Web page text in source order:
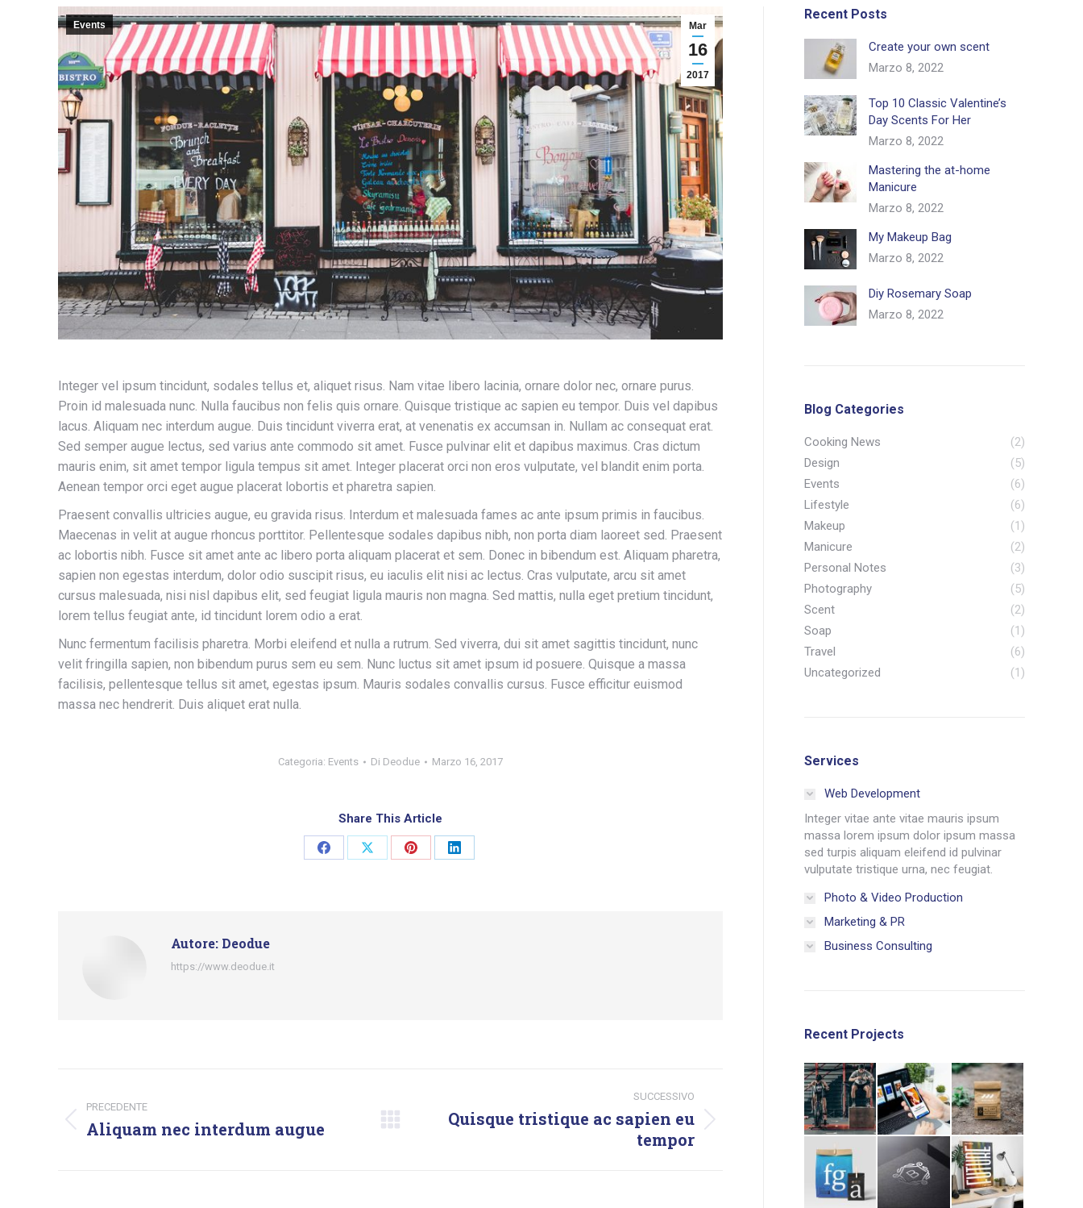
Mar
16
2017
Events
Integer vel ipsum tincidunt, sodales tellus et, aliquet risus. Nam vitae libero lacinia, ornare dolor nec, ornare purus.
Proin id malesuada nunc. Nulla faucibus non felis quis ornare. Quisque tristique ac sapien eu tempor. Duis vel dapibus
lacus. Aliquam nec interdum augue. Duis tincidunt viverra erat, at venenatis ex accumsan in. Nullam ac consequat erat.
Sed semper augue lectus, sed varius ante commodo sit amet. Fusce pulvinar elit et dapibus maximus. Cras dictum
mauris enim, sit amet tempor ligula tempus sit amet. Integer placerat orci non eros vulputate, vel blandit enim porta.
Aenean tempor orci eget augue placerat lobortis et pharetra sapien.
Praesent convallis ultricies augue, eu gravida risus. Interdum et malesuada fames ac ante ipsum primis in faucibus.
Maecenas in velit at augue rhoncus porttitor. Pellentesque sodales dapibus nibh, non porta diam laoreet sed. Praesent
ac lobortis nibh. Fusce sit amet ante ac libero porta aliquam placerat et sem. Donec in bibendum est. Aliquam pharetra,
sapien non egestas interdum, dolor odio suscipit risus, eu iaculis elit nisi ac lectus. Cras vulputate, arcu sit amet
cursus malesuada, nisi nisl dapibus elit, sed feugiat ligula mauris non magna. Sed mattis, nulla eget pretium tincidunt,
lorem tellus feugiat ante, id tincidunt lorem odio a erat.
Nunc fermentum facilisis pharetra. Morbi eleifend et nulla a rutrum. Sed viverra, dui sit amet sagittis tincidunt, nunc
velit fringilla sapien, non bibendum purus sem eu sem. Nunc luctus sit amet ipsum id posuere. Quisque a massa
facilisis, pellentesque tellus sit amet, egestas ipsum. Mauris sodales convallis cursus. Fusce efficitur euismod
massa nec hendrerit. Duis aliquet erat nulla.
Categoria: Events Di Deodue Marzo 16, 2017
Share This Article
CondividiCondividiCondividiCondividi
Autore: Deodue
https://www.deodue.it
traPRECEDENTE
Post
Aliquam nec interdum augue
SUCCESSIVO
Prossimo
Quisque tristique ac sapien eu
tempor
Recent Posts
Create your own scent
Marzo 8, 2022
Top 10 Classic Valentine’s
Day Scents For Her
Marzo 8, 2022
Mastering the at-home
Manicure
Marzo 8, 2022
My Makeup Bag
Marzo 8, 2022
Diy Rosemary Soap
Marzo 8, 2022
Blog Categories
Cooking News
(2)
Design
(5)
Events
(6)
Lifestyle
(6)
Makeup
(1)
Manicure
(2)
Personal Notes
(3)
Photography
(5)
Scent
(2)
Soap
(1)
Travel
(6)
Uncategorized
(1)
Services
Web Development
Integer vitae ante vitae mauris ipsum
massa lorem ipsum dolor ipsum massa
sed turpis aliquam eleifend id pulvinar
vulputate tristique urna, nec feugiat.
Photo & Video Production
Marketing & PR
Business Consulting
Recent Projects